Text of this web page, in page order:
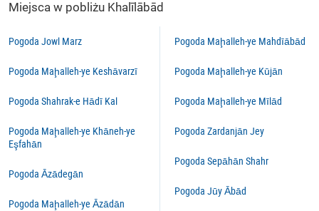
Miejsca w pobliżu Khalīlābād
Pogoda Jowl Marz
Pogoda Maḩalleh-ye Keshāvarzī
Pogoda Shahrak-e Hādī Kal
Pogoda Maḩalleh-ye Khāneh-ye
Eşfahān
Pogoda Āzādegān
Pogoda Maḩalleh-ye Āzādān
Pogoda Maḩalleh-ye Mahdīābād
Pogoda Maḩalleh-ye Kūjān
Pogoda Maḩalleh-ye Mīlād
Pogoda Zardanjān Jey
Pogoda Sepāhān Shahr
Pogoda Jūy Ābād